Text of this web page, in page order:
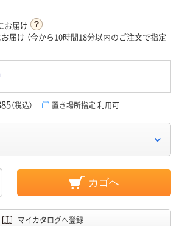
お届け
お届け （今から10時間18分以内のご注文で指定
（税込） 置き場所指定 利用可
カゴへ
マイカタログへ登録